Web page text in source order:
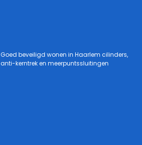
Goed beveiligd wonen in Haarlem cilinders,
anti-kerntrek en meerpuntssluitingen